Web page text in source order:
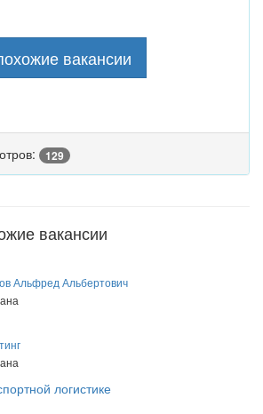
вакансии
129
вакансии
Альфред Альбертович
логистике